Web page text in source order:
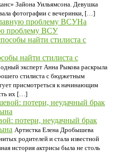
Зайона Уильямсона. Девушка
фотографии с вечеринки, […]
На
проблему ВСУ
найти стилиста с
эксперт Анна Рыкова раскрыла
стилиста с бюджетным
присмотреться к начинающим
их […]
потери, неудачный брак
Артистка Елена Дробышева
родителей и стала известной
история актрисы была не столь